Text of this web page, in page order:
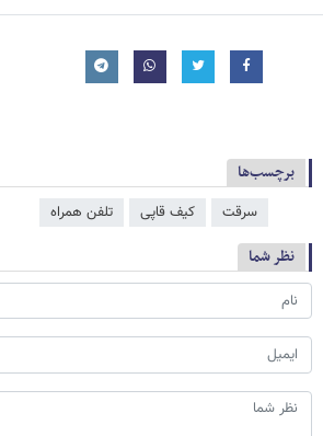
برچسب‌ها
سرقت کیف قاپی تلفن همراه
نظر شما